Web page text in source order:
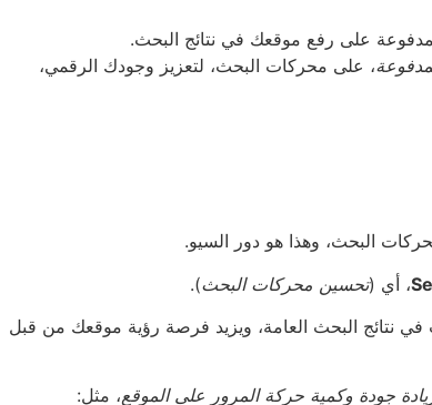
على رفع موقعك في نتائج البحث.
، على محركات البحث، لتعزيز وجودك الرقمي،
البحث، وهذا هو دور السيو.
، أي (تحسين محركات البحث).
نتائج البحث العامة، ويزيد فرصة رؤية موقعك من قبل
جودة وكمية حركة المرور على الموقع، مثل: